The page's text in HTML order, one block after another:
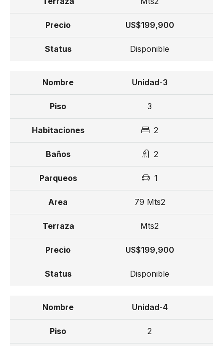
US$199,900
Disponible
Unidad-3
3
2
2
1
79 Mts2
Mts2
US$199,900
Disponible
Unidad-4
2